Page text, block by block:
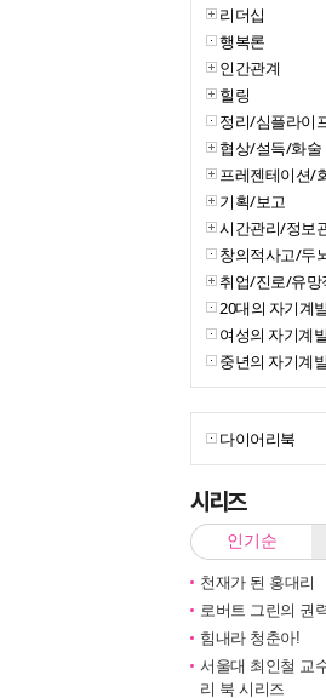
리더십
행복론
인간관계
힐링
정리/심플라이
협상/설득/화술
프레젠테이션/
기획/보고
시간관리/정보
창의적사고/두
취업/진로/유망
20대의 자기계
여성의 자기계
중년의 자기계
다이어리북
시리즈
인기순
천재가 된 홍대리
로버트 그린의 권
힘내라 청춘아!
서울대 최인철 교
리 북 시리즈